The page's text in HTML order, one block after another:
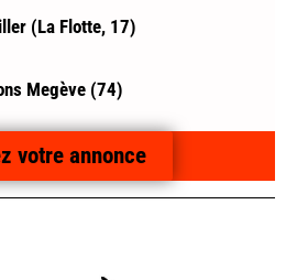
(La Flotte, 17)
Megève (74)
votre annonce